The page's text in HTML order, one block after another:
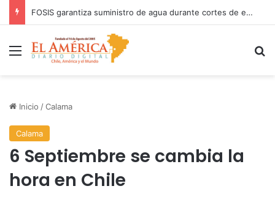
FOSIS garantiza suministro de agua durante cortes de energía a más de 900 vecinos de Antofagasta
Menú
Inicio /Calama
Calama
6 Septiembre se cambia la
hora en Chile